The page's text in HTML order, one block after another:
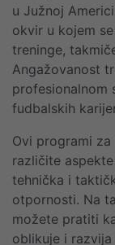
u Južnoj
okvir u kojem
treninge,
Angažovanost
profesionalnom
fudbalskih
Ovi programi
različite
tehnička i
otpornosti. Na
možete pratiti
oblikuje i